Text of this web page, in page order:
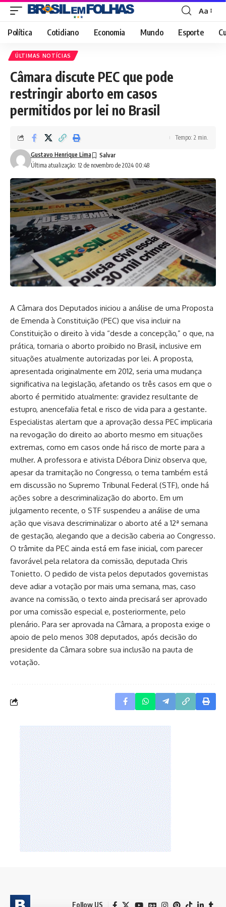
Font
Resizer
Aa
Política Cotidiano Economia Mundo Esporte
ÚLTIMAS NOTÍCIAS
Câmara discute PEC que pode
restringir aborto em casos
permitidos por lei no Brasil
Última atualização: 12 de novembro de 2024 00:48
Gustavo Henrique Lima
Tempo: 2 min.
A Câmara dos Deputados iniciou a análise de uma Proposta
de Emenda à Constituição (PEC) que visa incluir na
Constituição o direito à vida “desde a concepção,” o que, na
prática, tornaria o aborto proibido no Brasil, inclusive em
situações atualmente autorizadas por lei. A proposta,
apresentada originalmente em 2012, seria uma mudança
significativa na legislação, afetando os três casos em que o
aborto é permitido atualmente: gravidez resultante de
estupro, anencefalia fetal e risco de vida para a gestante.
Especialistas alertam que a aprovação dessa PEC implicaria
na revogação do direito ao aborto mesmo em situações
extremas, como em casos onde há risco de morte para a
mulher. A professora e ativista Débora Diniz observa que,
apesar da tramitação no Congresso, o tema também está
em discussão no Supremo Tribunal Federal (STF), onde há
ações sobre a descriminalização do aborto. Em um
julgamento recente, o STF suspendeu a análise de uma
ação que visava descriminalizar o aborto até a 12ª semana
de gestação, alegando que a decisão caberia ao Congresso.
O trâmite da PEC ainda está em fase inicial, com parecer
favorável pela relatora da comissão, deputada Chris
Tonietto. O pedido de vista pelos deputados governistas
deve adiar a votação por mais uma semana, mas, caso
avance na comissão, o texto ainda precisará ser aprovado
por uma comissão especial e, posteriormente, pelo
plenário. Para ser aprovada na Câmara, a proposta exige o
apoio de pelo menos 308 deputados, após decisão do
presidente da Câmara sobre sua inclusão na pauta de
votação.
Follow US